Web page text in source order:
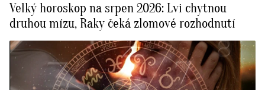
Velký horoskop na srpen 2026: Lvi chytnou
druhou mízu, Raky čeká zlomové rozhodnutí